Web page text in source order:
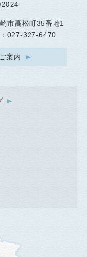
市高松町35番地1
027-327-6470
案内